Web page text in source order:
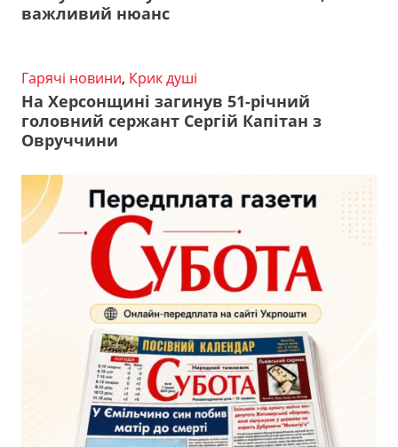
важливий нюанс
Гарячі новини, Крик душі
На Херсонщині загинув 51-річний
головний сержант Сергій Капітан з
Овруччини